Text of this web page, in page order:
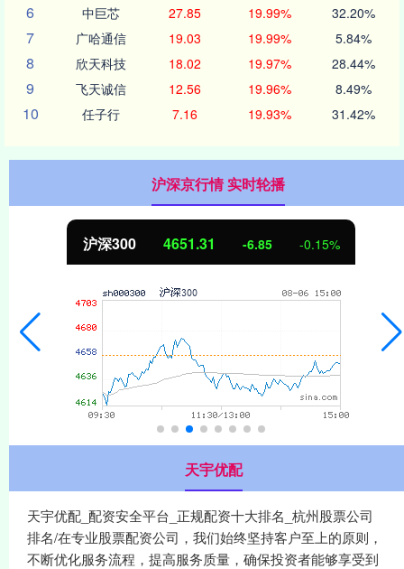
6 中巨芯 27.85 19.99% 32.20%
7 广哈通信 19.03 19.99% 5.84%
8 欣天科技 18.02 19.97% 28.44%
9 飞天诚信 12.56 19.96% 8.49%
10 任子行 7.16 19.93% 31.42%
沪深京行情 实时轮播
北证50 1122.88 3.42 0.30%
天宇优配
天宇优配_配资安全平台_正规配资十大排名_杭州股票公司
排名/在专业股票配资公司，我们始终坚持客户至上的原则，
不断优化服务流程，提高服务质量，确保投资者能够享受到